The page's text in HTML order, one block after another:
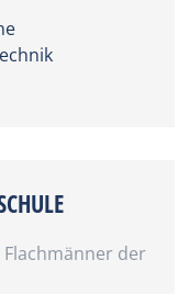
Flachmänner der